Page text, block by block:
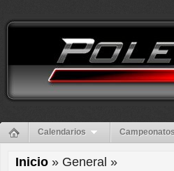
Calendarios
Inicio » General »